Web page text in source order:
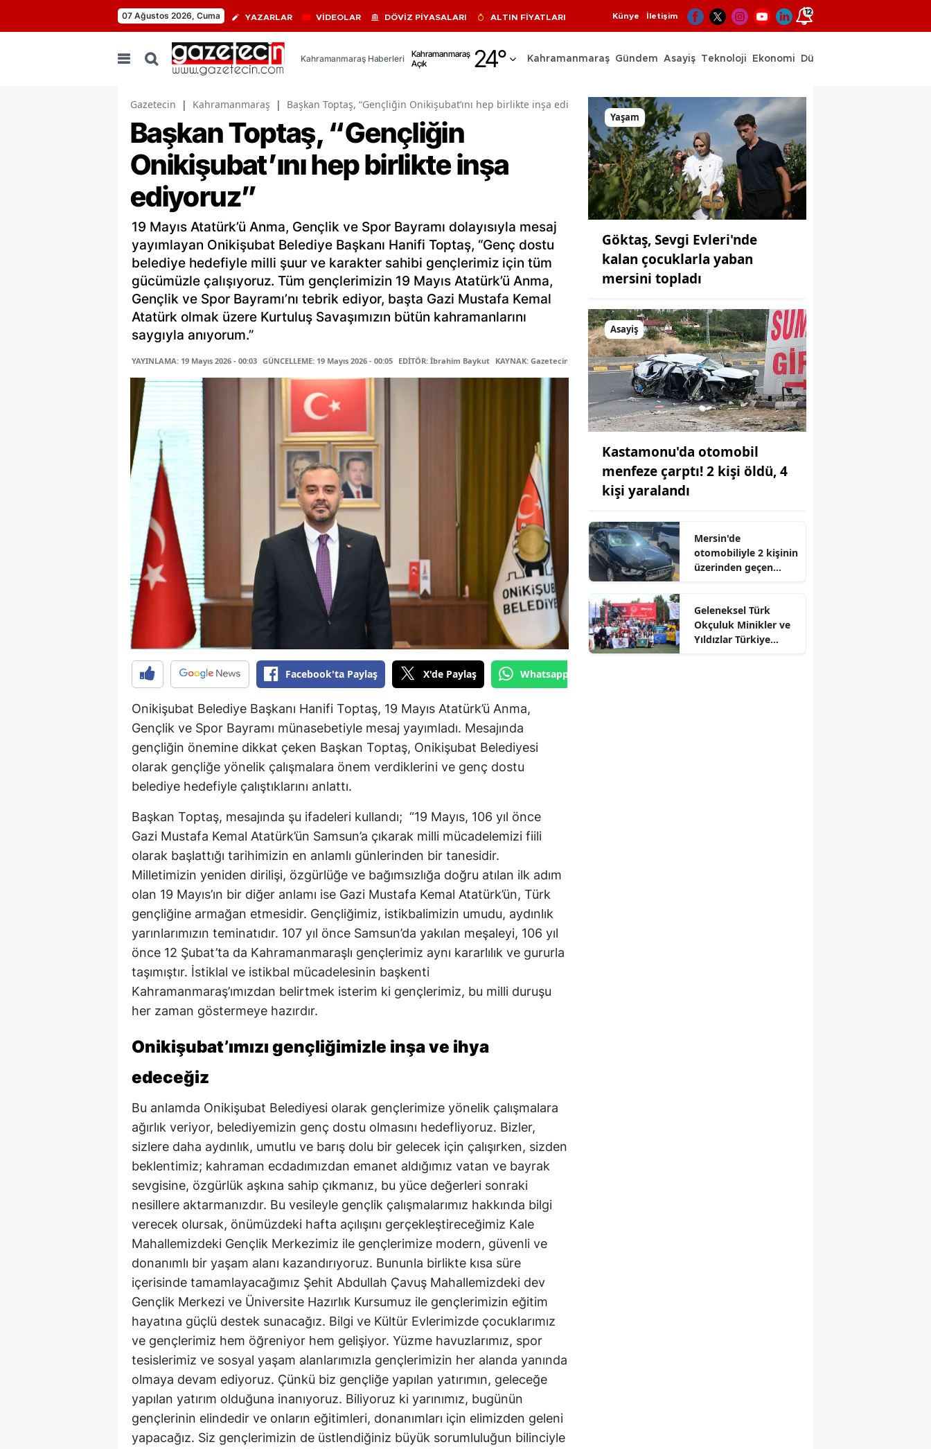
07 Ağustos 2026, Cuma YAZARLAR VİDEOLAR DÖVİZ PİYASALARI ALTIN FİYATLARI Künye İletişim 12
Kahramanmaraş Haberleri
Kahramanmaraş
Açık
24°
Adıyaman
Afyonkarahisar
Ağrı
Amasya
Artvin
Aydın
Balıkesir
Bilecik
Bingöl
Bitlis
Çankırı
Denizli
Erzurum
Eskişehir
Gümüşhane
Hakkari
Hatay
Isparta
Mersin
İstanbul
Kırklareli
Kırşehir
Kocaeli
Konya
Kütahya
Malatya
Manisa
Kahramanmaraş
Mardin
Muğla
Muş
Nevşehir
Kahramanmaraş Gündem Asayiş Teknoloji Ekonomi Dünya
Gazetecin | Kahramanmaraş | Başkan Toptaş, “Gençliğin Onikişubat’ını hep birlikte inşa ediyoruz”
Başkan Toptaş, “Gençliğin
Onikişubat’ını hep birlikte inşa
ediyoruz”
19 Mayıs Atatürk’ü Anma, Gençlik ve Spor Bayramı dolayısıyla mesaj
yayımlayan Onikişubat Belediye Başkanı Hanifi Toptaş, “Genç dostu
belediye hedefiyle milli şuur ve karakter sahibi gençlerimiz için tüm
gücümüzle çalışıyoruz. Tüm gençlerimizin 19 Mayıs Atatürk’ü Anma,
Gençlik ve Spor Bayramı’nı tebrik ediyor, başta Gazi Mustafa Kemal
Atatürk olmak üzere Kurtuluş Savaşımızın bütün kahramanlarını
saygıyla anıyorum.”
YAYINLAMA: 19 Mayıs 2026 - 00:03 GÜNCELLEME: 19 Mayıs 2026 - 00:05 EDİTÖR: İbrahim Baykut KAYNAK: Gazetecin
Facebook'ta Paylaş X'de Paylaş Whatsapp'tan Gönder
Onikişubat Belediye Başkanı Hanifi Toptaş, 19 Mayıs Atatürk’ü Anma,
Gençlik ve Spor Bayramı münasebetiyle mesaj yayımladı. Mesajında
gençliğin önemine dikkat çeken Başkan Toptaş, Onikişubat Belediyesi
olarak gençliğe yönelik çalışmalara önem verdiklerini ve genç dostu
belediye hedefiyle çalıştıklarını anlattı.
Başkan Toptaş, mesajında şu ifadeleri kullandı; “19 Mayıs, 106 yıl önce
Gazi Mustafa Kemal Atatürk’ün Samsun’a çıkarak milli mücadelemizi fiili
olarak başlattığı tarihimizin en anlamlı günlerinden bir tanesidir.
Milletimizin yeniden dirilişi, özgürlüğe ve bağımsızlığa doğru atılan ilk adım
olan 19 Mayıs’ın bir diğer anlamı ise Gazi Mustafa Kemal Atatürk’ün, Türk
gençliğine armağan etmesidir. Gençliğimiz, istikbalimizin umudu, aydınlık
yarınlarımızın teminatıdır. 107 yıl önce Samsun’da yakılan meşaleyi, 106 yıl
önce 12 Şubat’ta da Kahramanmaraşlı gençlerimiz aynı kararlılık ve gururla
taşımıştır. İstiklal ve istikbal mücadelesinin başkenti
Kahramanmaraş’ımızdan belirtmek isterim ki gençlerimiz, bu milli duruşu
her zaman göstermeye hazırdır.
Onikişubat’ımızı gençliğimizle inşa ve ihya
edeceğiz
Bu anlamda Onikişubat Belediyesi olarak gençlerimize yönelik çalışmalara
ağırlık veriyor, belediyemizin genç dostu olmasını hedefliyoruz. Bizler,
sizlere daha aydınlık, umutlu ve barış dolu bir gelecek için çalışırken, sizden
beklentimiz; kahraman ecdadımızdan emanet aldığımız vatan ve bayrak
sevgisine, özgürlük aşkına sahip çıkmanız, bu yüce değerleri sonraki
nesillere aktarmanızdır. Bu vesileyle gençlik çalışmalarımız hakkında bilgi
verecek olursak, önümüzdeki hafta açılışını gerçekleştireceğimiz Kale
Mahallemizdeki Gençlik Merkezimiz ile gençlerimize modern, güvenli ve
donanımlı bir yaşam alanı kazandırıyoruz. Bununla birlikte kısa süre
içerisinde tamamlayacağımız Şehit Abdullah Çavuş Mahallemizdeki dev
Gençlik Merkezi ve Üniversite Hazırlık Kursumuz ile gençlerimizin eğitim
hayatına güçlü destek sunacağız. Bilgi ve Kültür Evlerimizde çocuklarımız
ve gençlerimiz hem öğreniyor hem gelişiyor. Yüzme havuzlarımız, spor
tesislerimiz ve sosyal yaşam alanlarımızla gençlerimizin her alanda yanında
olmaya devam ediyoruz. Çünkü biz gençliğe yapılan yatırımın, geleceğe
yapılan yatırım olduğuna inanıyoruz. Biliyoruz ki yarınımız, bugünün
gençlerinin elindedir ve onların eğitimleri, donanımları için elimizden geleni
yapacağız. Siz gençlerimizin de üstlendiğiniz büyük sorumluluğun bilinciyle
Yaşam
Göktaş, Sevgi Evleri'nde
kalan çocuklarla yaban
mersini topladı
Asayiş
Kastamonu'da otomobil
menfeze çarptı! 2 kişi öldü, 4
kişi yaralandı
Mersin'de
otomobiliyle 2 kişinin
üzerinden geçen
Geleneksel Türk
Okçuluk Minikler ve
Yıldızlar Türkiye